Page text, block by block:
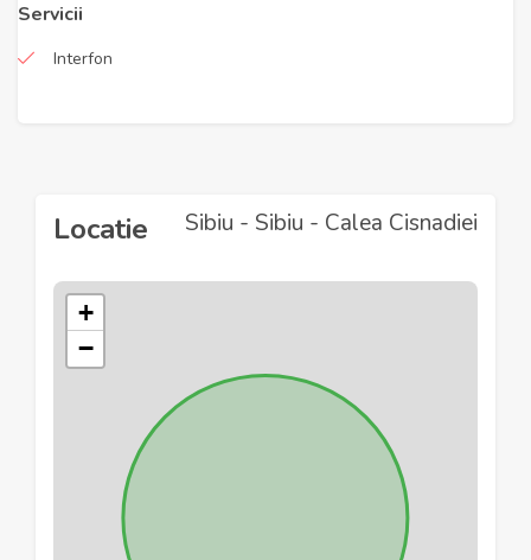
Servicii
Interfon
Locatie Sibiu - Sibiu - Calea Cisnadiei
+
−